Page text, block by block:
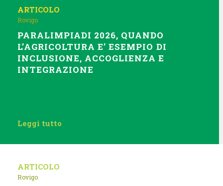
ARTICOLO
Rovigo
PARALIMPIADI 2026, QUANDO
L’AGRICOLTURA E’ ESEMPIO DI
INCLUSIONE, ACCOGLIENZA E
INTEGRAZIONE
Leggi tutto
ARTICOLO
Rovigo